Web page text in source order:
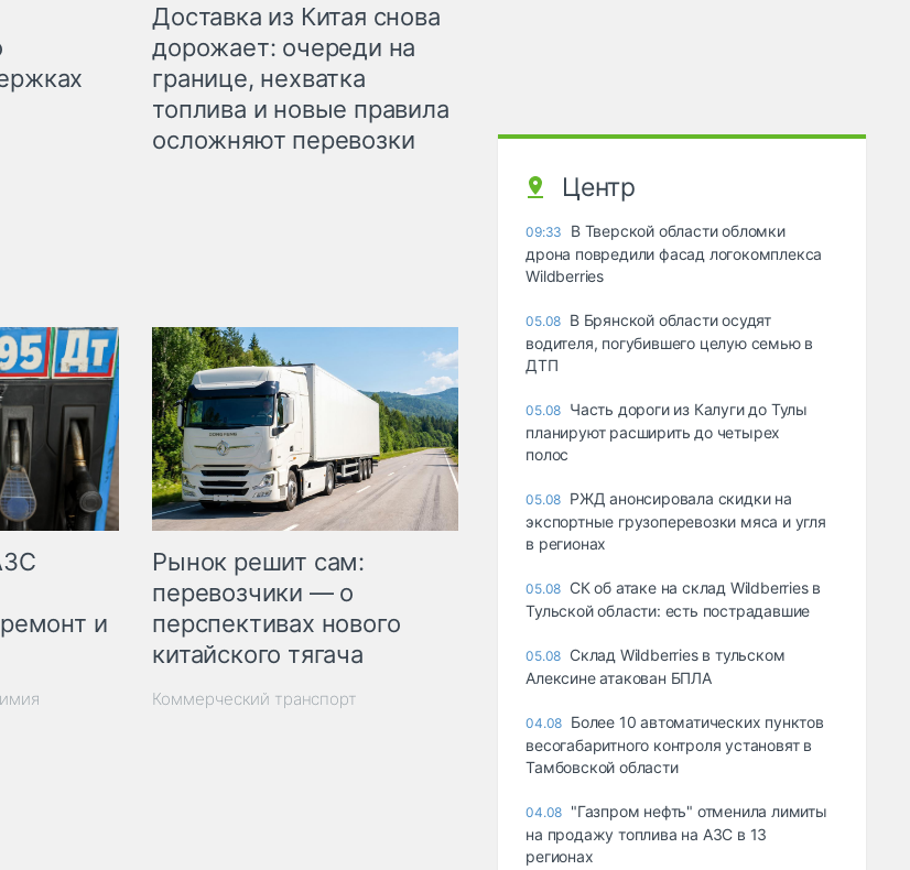
Доставка из Китая снова
дорожает: очереди на
границе, нехватка
топлива и новые правила
осложняют перевозки
и
Рынок решит сам:
перевозчики — о
перспективах нового
китайского тягача
Коммерческий транспорт
Центр
09:33
В Тверской области обломки
дрона повредили фасад логокомплекса
Wildberries
05.08 В Брянской области осудят
водителя, погубившего целую семью в
ДТП
05.08 Часть дороги из Калуги до Тулы
планируют расширить до четырех
полос
05.08 РЖД анонсировала скидки на
экспортные грузоперевозки мяса и угля
в регионах
05.08 СК об атаке на склад Wildberries в
Тульской области: есть пострадавшие
05.08 Склад Wildberries в тульском
Алексине атакован БПЛА
04.08 Более 10 автоматических пунктов
весогабаритного контроля установят в
Тамбовской области
04.08 "Газпром нефть" отменила лимиты
на продажу топлива на АЗС в 13
регионах